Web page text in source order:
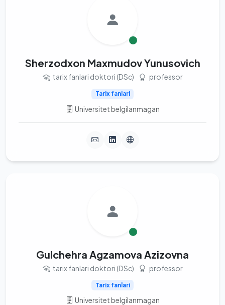
Sherzodxon Maxmudov Yunusovich
tarix fanlari doktori (DSc) professor
Tarix fanlari
Universitet belgilanmagan
Gulchehra Agzamova Azizovna
tarix fanlari doktori (DSc) professor
Tarix fanlari
Universitet belgilanmagan